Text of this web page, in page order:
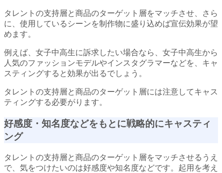
タレントの支持層と商品のターゲット層をマッチさせ、さら
に、使用しているシーンを制作物に盛り込めば宣伝効果が望
めます。
例えば、女子中高生に訴求したい場合なら、女子中高生から
人気のファッションモデルやインスタグラマーなどを、キャ
スティングすると効果が出るでしょう。
タレントの支持層と商品のターゲット層には注意してキャス
ティングする必要がります。
好感度・知名度などをもとに戦略的にキャスティ
ング
タレントの支持層と商品のターゲット層をマッチさせるうえ
で、気をつけたいのは好感度や知名度などです。起用を考え